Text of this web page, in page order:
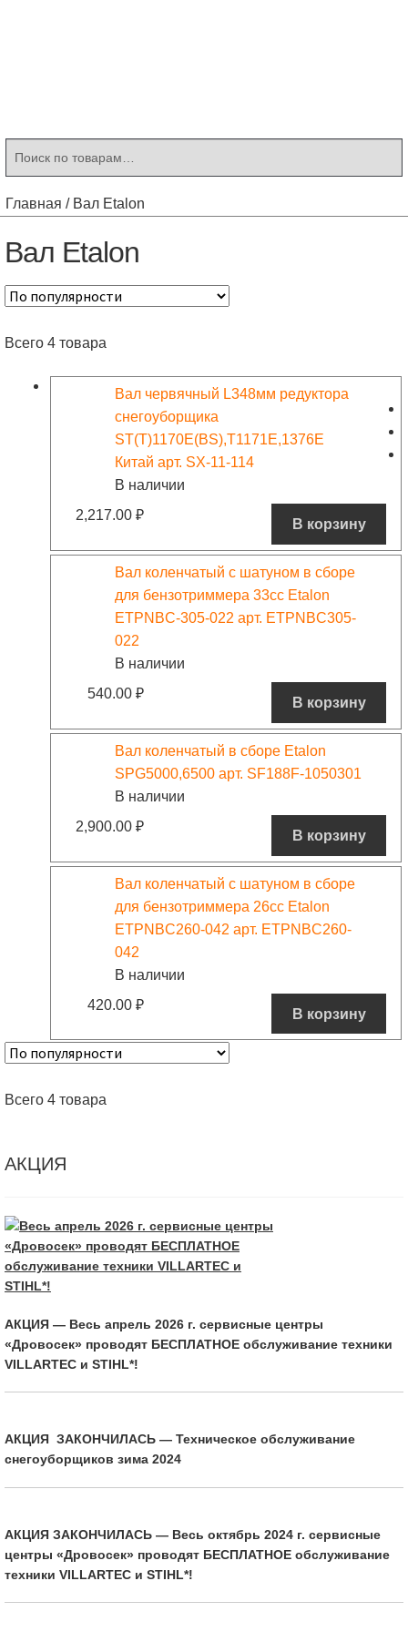
Главная / Вал Etalon
Вал Etalon
Всего 4 товара
Вал червячный L348мм редуктора
снегоуборщика
ST(T)1170E(BS),T1171E,1376Е
Китай арт. SX-11-114
В наличии
2,217.00 ₽
В корзину
Вал коленчатый с шатуном в сборе
для бензотриммера 33сс Etalon
ETPNBC-305-022 арт. ETPNBC305-
022
В наличии
540.00 ₽
В корзину
Вал коленчатый в сборе Etalon
SPG5000,6500 арт. SF188F-1050301
В наличии
2,900.00 ₽
В корзину
Вал коленчатый с шатуном в сборе
для бензотриммера 26сс Etalon
ETPNBC260-042 арт. ETPNBC260-
042
В наличии
420.00 ₽
В корзину
Всего 4 товара
АКЦИЯ
АКЦИЯ — Весь апрель 2026 г. сервисные центры
«Дровосек» проводят БЕСПЛАТНОЕ обслуживание техники
VILLARTEC и STIHL*!
АКЦИЯ ЗАКОНЧИЛАСЬ — Техническое обслуживание
снегоуборщиков зима 2024
АКЦИЯ ЗАКОНЧИЛАСЬ — Весь октябрь 2024 г. сервисные
центры «Дровосек» проводят БЕСПЛАТНОЕ обслуживание
техники VILLARTEC и STIHL*!